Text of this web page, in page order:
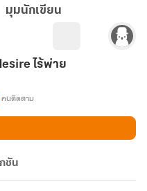
มุมนักเขียน
ไร้พ่าย
คนติดตาม
ชัน